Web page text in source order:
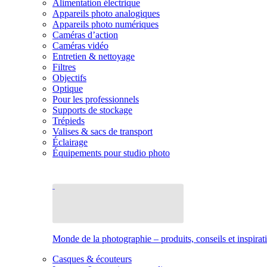
Alimentation électrique
Appareils photo analogiques
Appareils photo numériques
Caméras d’action
Caméras vidéo
Entretien & nettoyage
Filtres
Objectifs
Optique
Pour les professionnels
Supports de stockage
Trépieds
Valises & sacs de transport
Éclairage
Équipements pour studio photo
Monde de la photographie – produits, conseils et
Casques & écouteurs